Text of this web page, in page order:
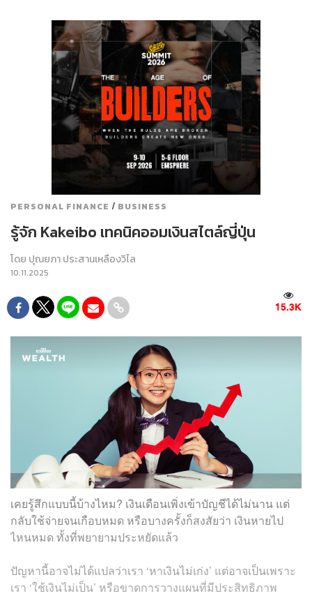
PERSONAL FINANCE / BUSINESS
รู้จัก Kakeibo เทคนิคออมเงินสไตล์ญี่ปุ่น
โดย ปุณยภา ประสานเหลืองวิไล
10.11.2025
15.3K
เคยรู้สึกแบบนี้บ้างไหม? เงินเดือนเพิ่งเข้าบัญชีได้ไม่นาน แต่
กลับใช้จ่ายจนเกือบหมด หรือบางครั้งก็สงสัยว่า เงินหายไป
ไหนหมด ทั้งที่พยายามประหยัดแล้ว
ปัญหานี้อาจไม่ได้แปลว่าเรา ‘หาเงินไม่เก่ง’ แต่อาจเป็นเพราะ
เรา ‘ใช้เงินไม่เป็น’ หรือขาดการวางแผนที่มีประสิทธิภาพ